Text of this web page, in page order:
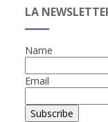
LA
Name
Email